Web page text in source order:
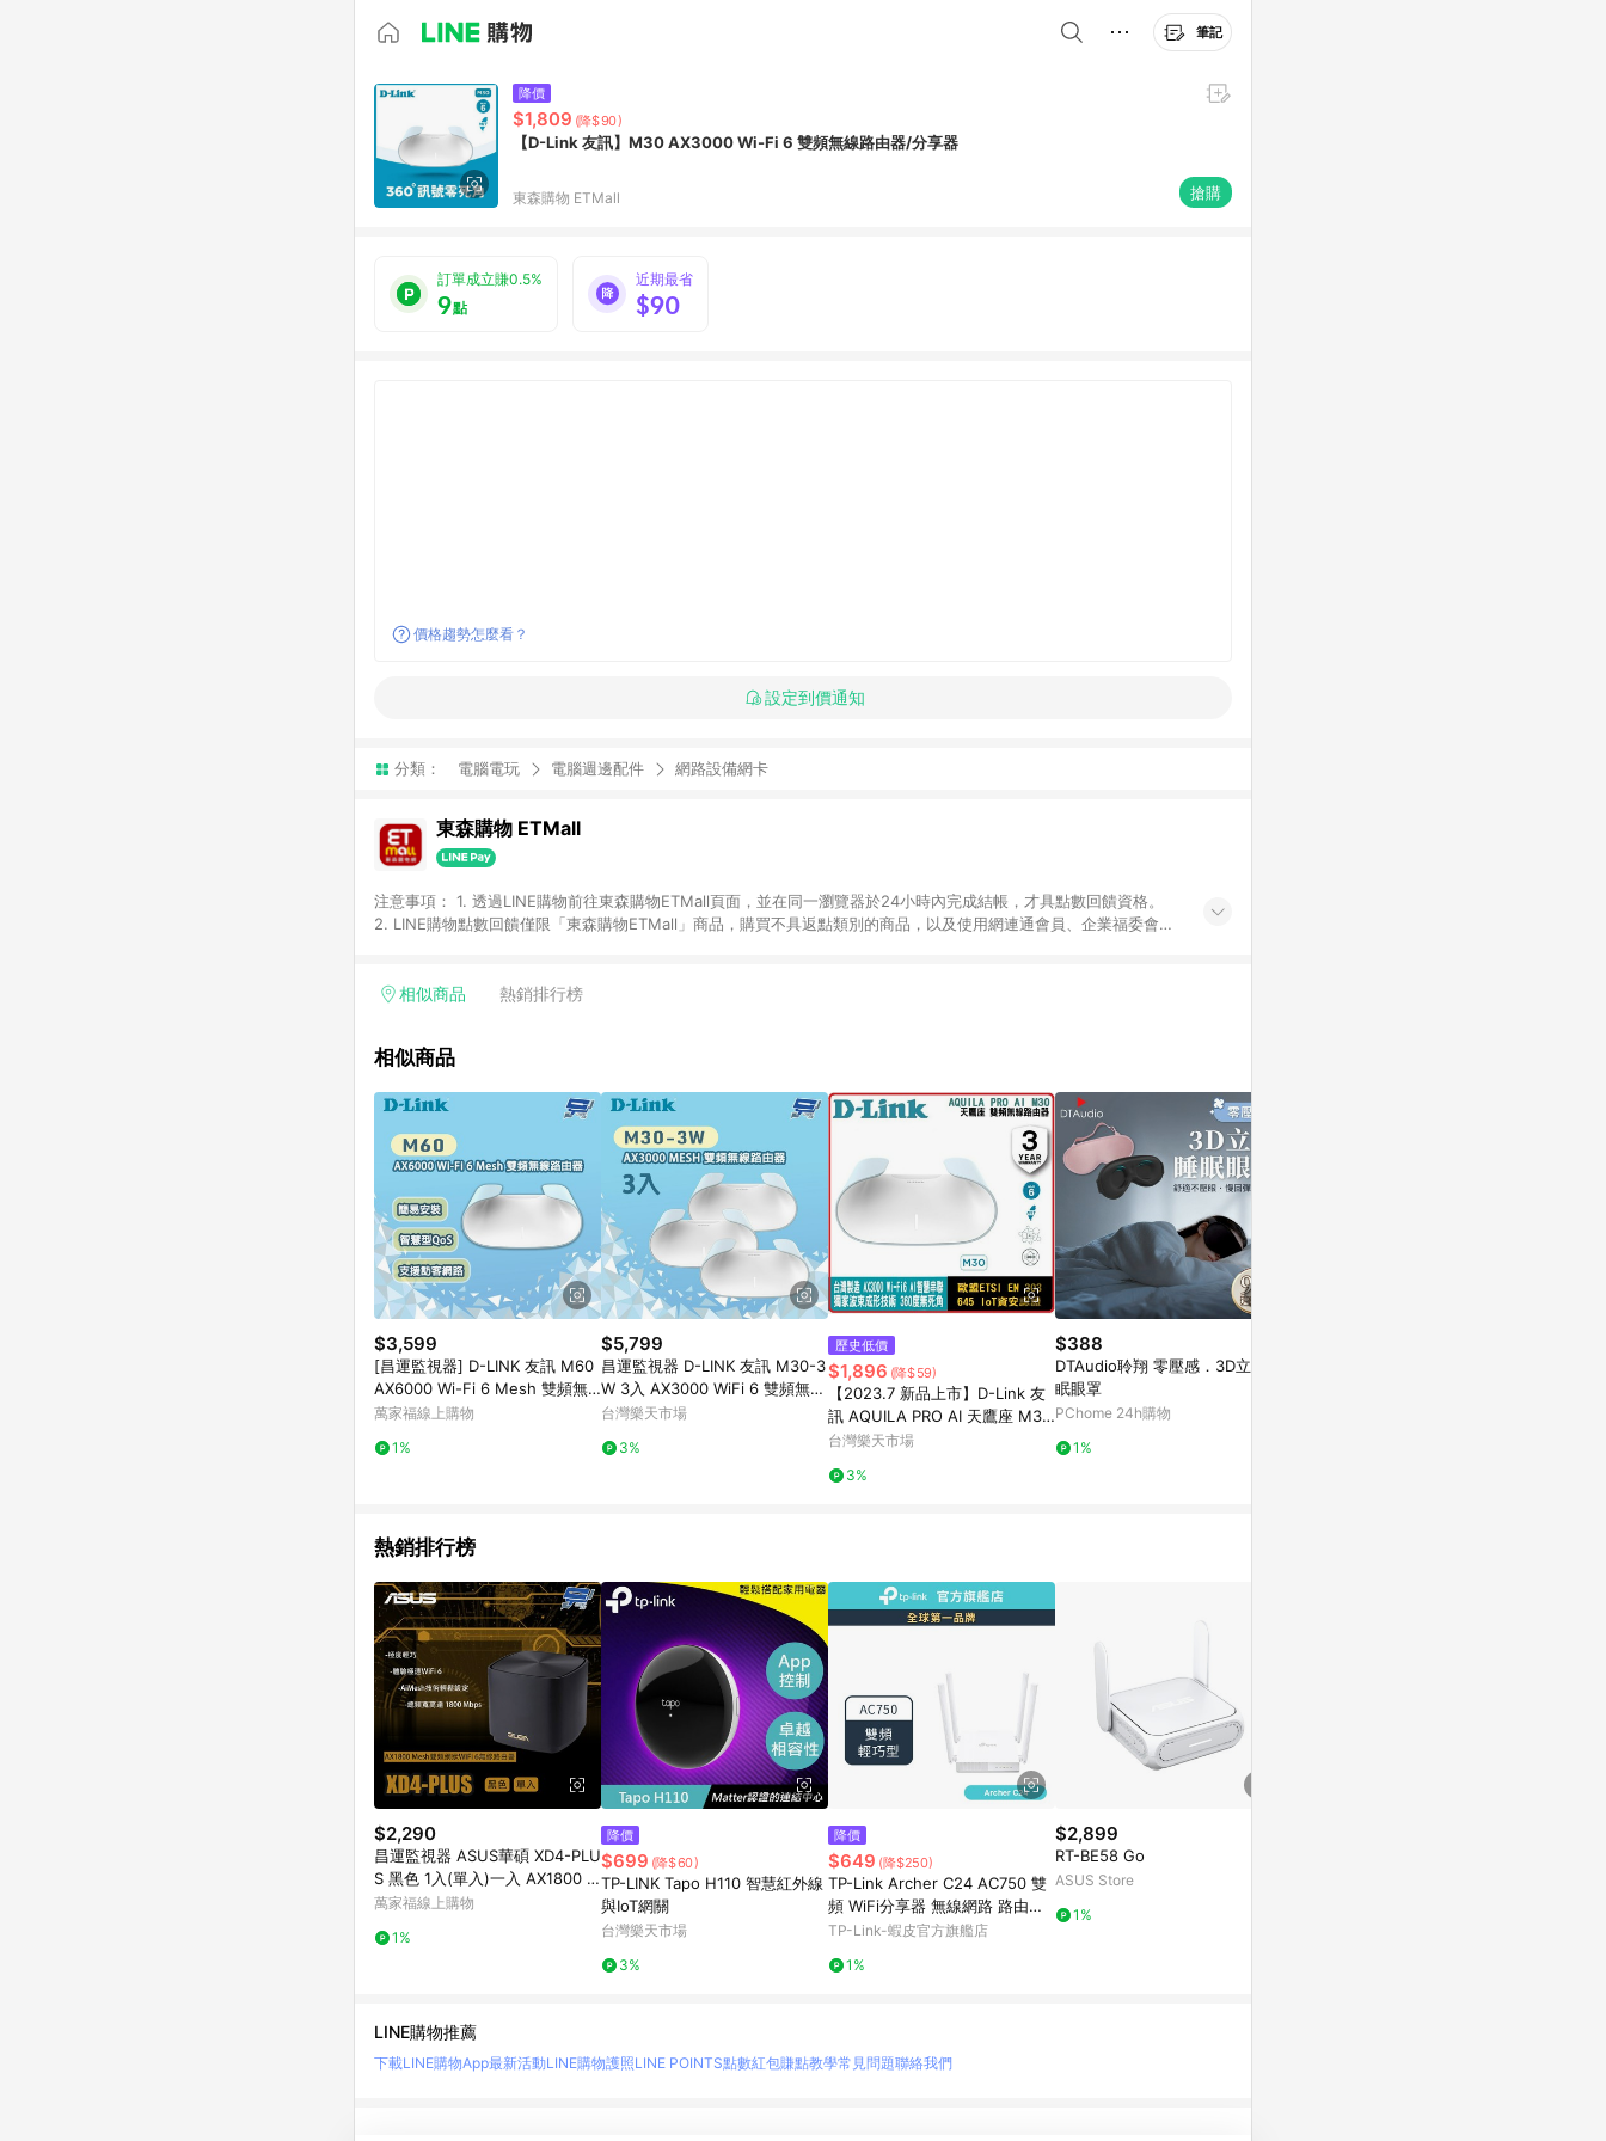
筆記
降價
$1,809 (降$90)
【D-Link 友訊】M30 AX3000 Wi-Fi 6 雙頻無線路由器/分享器
東森購物 ETMall 搶購
訂單成立賺0.5%
9點
近期最省
$90
價格趨勢怎麼看？
設定到價通知
分類： 電腦電玩 電腦週邊配件 網路設備網卡
東森購物 ETMall
注意事項： 1. 透過LINE購物前往東森購物ETMall頁面，並在同一瀏覽器於24小時內完成結帳，才具點數回饋資格。
2. LINE購物點數回饋僅限「東森購物ETMall」商品，購買不具返點類別的商品，以及使用網連通會員、企業福委會員
「草莓網」全館商品。 4. 如取消訂單、退貨、退款或購物中登出東森購物ETMall，將無法獲得點數回饋。 5. 點數回
面顯示為準。 7. LINE購物設有「單一商品最高回饋點數」機制(特殊活動時開放「回饋無上限」)，以同一訂單中同一
品資料更新會有時間差，如顯示之商品規格、顏色、價位、贈品與東森購物ETMall銷售網頁不符，以銷售網頁標示為
準。 9. 若有贈點爭議，請務必於訂單日期+180天以內至LINE購物客服洽詢；若超過180天(含)以上進行申訴，恕無法
贈點回饋。 10. 部分點數紅包僅限指定商品使用，或不適用於無回饋商品。各點數紅包之適用商品與使用條件請依點數
紅包頁面規則為準。
相似商品 熱銷排行榜
相似商品
$3,599
[昌運監視器] D-LINK 友訊 M60
AX6000 Wi-Fi 6 Mesh 雙頻無
線路由器
萬家福線上購物
1%
$5,799
昌運監視器 D-LINK 友訊 M30-3
W 3入 AX3000 WiFi 6 雙頻無線
路由器
台灣樂天市場
3%
歷史低價
$1,896 (降$59)
【2023.7 新品上市】D-Link 友
訊 AQUILA PRO AI 天鷹座 M30
AX3000 Wi-Fi 6 MESH雙頻無
台灣樂天市場
3%
$388
DTAudio聆翔 零壓感．3D立體睡
眠眼罩
PChome 24h購物
1%
熱銷排行榜
$2,290
昌運監視器 ASUS華碩 XD4-PLU
S 黑色 1入(單入)一入 AX1800 M
esh 雙頻網狀WiFi 6 無線路由器
萬家福線上購物
1%
降價
$699 (降$60)
TP-LINK Tapo H110 智慧紅外線
與IoT網關
台灣樂天市場
3%
降價
$649 (降$250)
TP-Link Archer C24 AC750 雙
頻 WiFi分享器 無線網路 路由器
精緻嬌小 (新品/福利品)
TP-Link-蝦皮官方旗艦店
1%
$2,899
RT-BE58 Go
ASUS Store
1%
LINE購物推薦
下載LINE購物App最新活動LINE購物護照LINE POINTS點數紅包賺點教學常見問題聯絡我們